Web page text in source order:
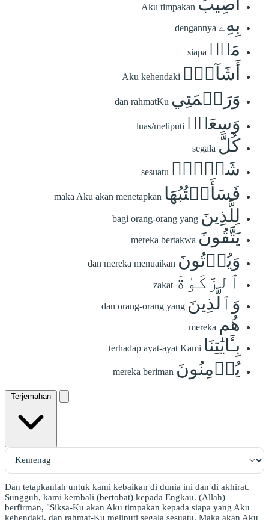
Aku timpakan
بِهِۦ dengannya
مَنۡ siapa
أَشَآءُۖ Aku kehendaki
وَرَحۡمَتِي dan rahmatKu
وَسِعَتۡ luas/meliputi
كُلَّ segala
شَيۡءٖۚ sesuatu
فَسَأَكۡتُبُهَا maka Aku akan menetapkan
لِلَّذِينَ bagi orang-orang yang
يَتَّقُونَ mereka bertakwa
وَيُؤۡتُونَ dan mereka menuaikan
ٱلزَّكَوٰةَ zakat
وَٱلَّذِينَ dan orang-orang yang
هُم mereka
بِـَٔايَٰتِنَا terhadap ayat-ayat Kami
يُؤۡمِنُونَ mereka beriman
Terjemahan
Dan tetapkanlah untuk kami kebaikan di dunia ini dan di akhirat.
Sungguh, kami kembali (bertobat) kepada Engkau. (Allah)
berfirman, "Siksa-Ku akan Aku timpakan kepada siapa yang Aku
kehendaki, dan rahmat-Ku meliputi segala sesuatu. Maka akan Aku